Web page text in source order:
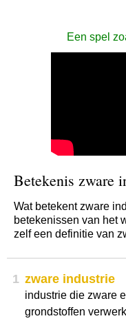
Een spel
Betekenis zware
Wat betekent zware
betekenissen van het
zelf een definitie van
1 zware industrie
industrie die zware
grondstoffen